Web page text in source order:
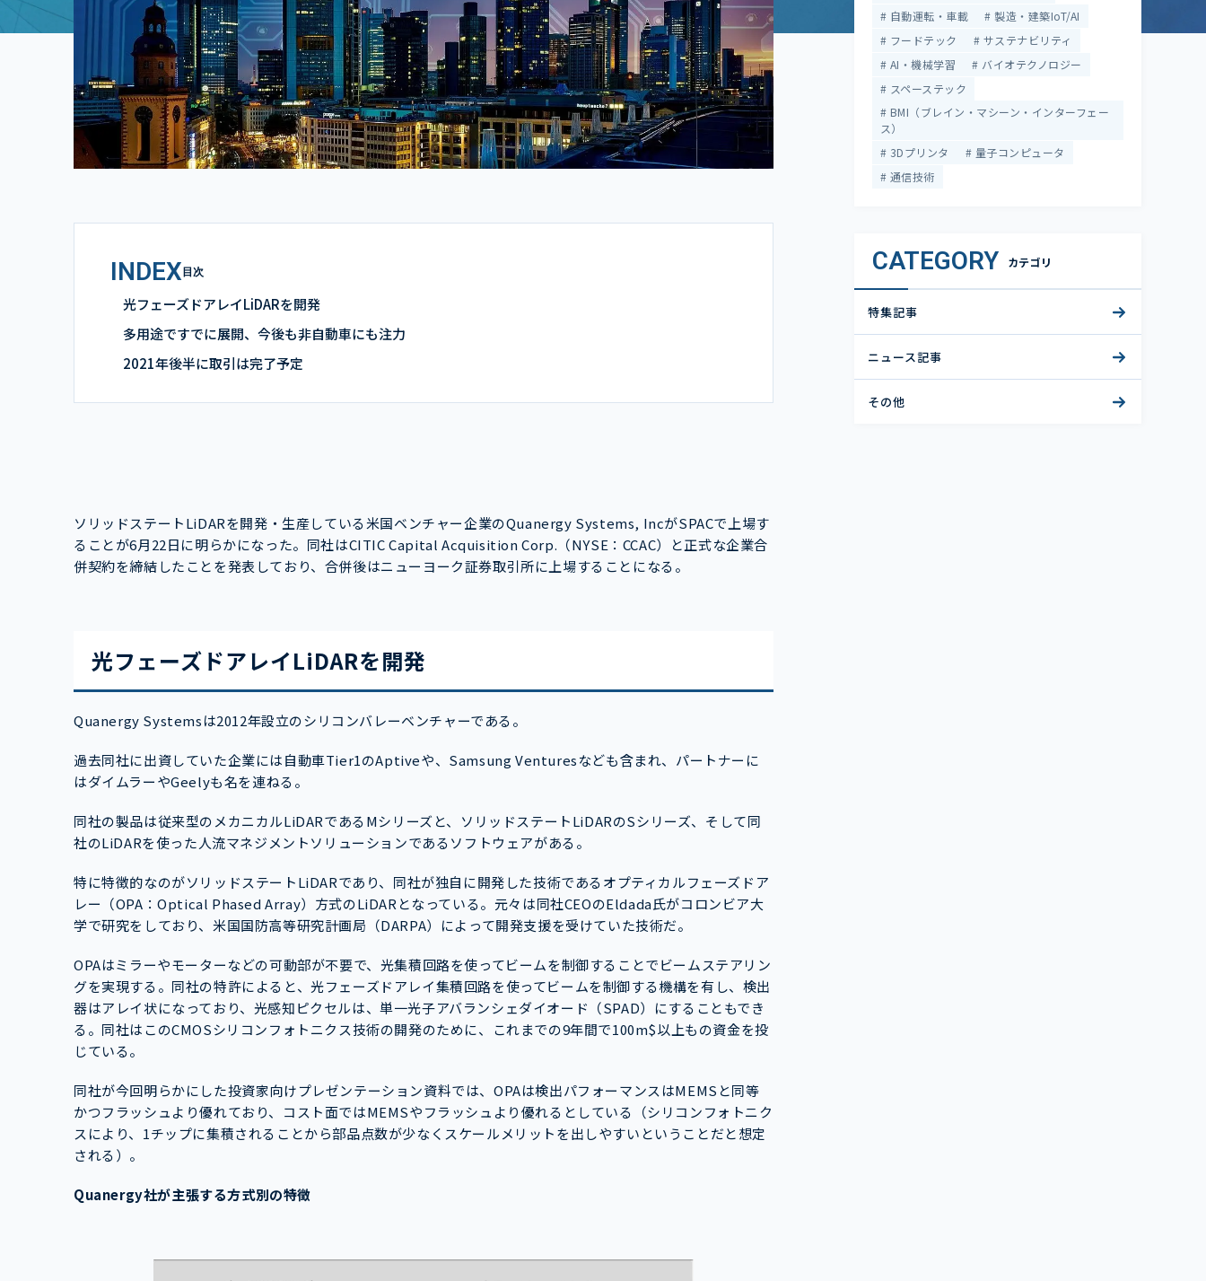
INDEX目次
光フェーズドアレイLiDARを開発
多用途ですでに展開、今後も非自動車にも注力
2021年後半に取引は完了予定
ソリッドステートLiDARを開発・生産している米国ベンチャー企業のQuanergy Systems, IncがSPACで上場す
ることが6月22日に明らかになった。同社はCITIC Capital Acquisition Corp.（NYSE：CCAC）と正式な企業合
併契約を締結したことを発表しており、合併後はニューヨーク証券取引所に上場することになる。
光フェーズドアレイLiDARを開発
Quanergy Systemsは2012年設立のシリコンバレーベンチャーである。
過去同社に出資していた企業には自動車Tier1のAptiveや、Samsung Venturesなども含まれ、パートナーに
はダイムラーやGeelyも名を連ねる。
同社の製品は従来型のメカニカルLiDARであるMシリーズと、ソリッドステートLiDARのSシリーズ、そして同
社のLiDARを使った人流マネジメントソリューションであるソフトウェアがある。
特に特徴的なのがソリッドステートLiDARであり、同社が独自に開発した技術であるオプティカルフェーズドア
レー（OPA：Optical Phased Array）方式のLiDARとなっている。元々は同社CEOのEldada氏がコロンビア大
学で研究をしており、米国国防高等研究計画局（DARPA）によって開発支援を受けていた技術だ。
OPAはミラーやモーターなどの可動部が不要で、光集積回路を使ってビームを制御することでビームステアリン
グを実現する。同社の特許によると、光フェーズドアレイ集積回路を使ってビームを制御する機構を有し、検出
器はアレイ状になっており、光感知ピクセルは、単一光子アバランシェダイオード（SPAD）にすることもでき
る。同社はこのCMOSシリコンフォトニクス技術の開発のために、これまでの9年間で100m$以上もの資金を投
じている。
同社が今回明らかにした投資家向けプレゼンテーション資料では、OPAは検出パフォーマンスはMEMSと同等
かつフラッシュより優れており、コスト面ではMEMSやフラッシュより優れるとしている（シリコンフォトニク
スにより、1チップに集積されることから部品点数が少なくスケールメリットを出しやすいということだと想定
される）。
Quanergy社が主張する方式別の特徴
自動運転・車載
製造・建築IoT/AI
フードテック
サステナビリティ
AI・機械学習
バイオテクノロジー
スペーステック
BMI（ブレイン・マシーン・インターフェー
ス）
3Dプリンタ
量子コンピュータ
通信技術
CATEGORY カテゴリ
特集記事
ニュース記事
その他